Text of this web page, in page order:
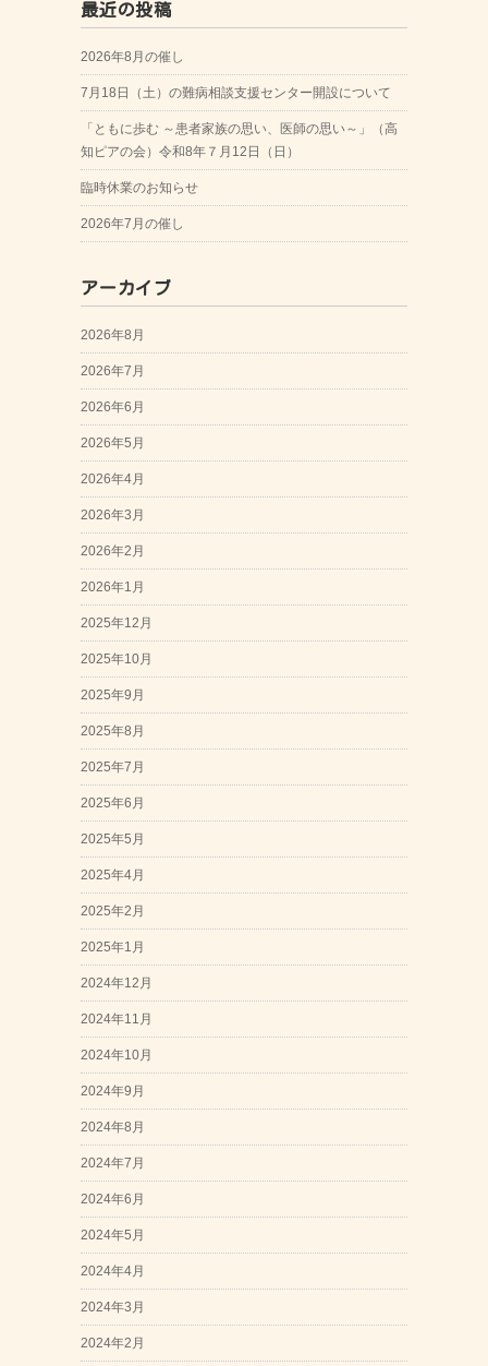
最近の投稿
2026年8月の催し
7月18日（土）の難病相談支援センター開設について
「ともに歩む ～患者家族の思い、医師の思い～」（高
知ピアの会）令和8年７月12日（日）
臨時休業のお知らせ
2026年7月の催し
アーカイブ
2026年8月
2026年7月
2026年6月
2026年5月
2026年4月
2026年3月
2026年2月
2026年1月
2025年12月
2025年10月
2025年9月
2025年8月
2025年7月
2025年6月
2025年5月
2025年4月
2025年2月
2025年1月
2024年12月
2024年11月
2024年10月
2024年9月
2024年8月
2024年7月
2024年6月
2024年5月
2024年4月
2024年3月
2024年2月